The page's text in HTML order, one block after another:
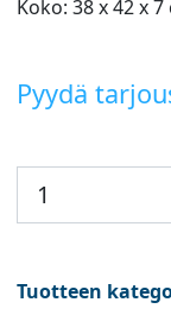
Koko: 38 x 42 x 7
Pyydä
Tuotteen